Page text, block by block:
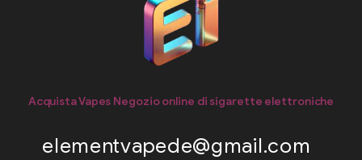
Acquista Vapes Negozio online di sigarette elettroniche
elementvapede@gmail.com